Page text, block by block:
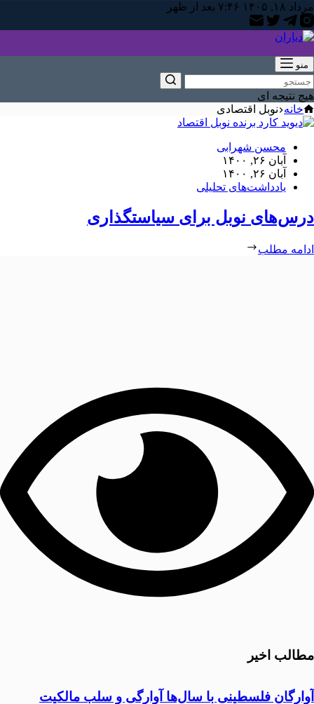
مرداد ۱۸, ۱۴۰۵ ۷:۴۶ بعد از ظهر
منو
هیچ نتیجه ای
خانه نوبل اقتصادی
محسن شهرابی
آبان ۲۶, ۱۴۰۰
آبان ۲۶, ۱۴۰۰
یادداشت‌های تحلیلی
درس‏‏‌های نوبل برای سیاستگذاری
ادامه مطلب
مطالب اخیر
آوارگان فلسطینی با سال‌ها آوارگی و سلب مالكيت